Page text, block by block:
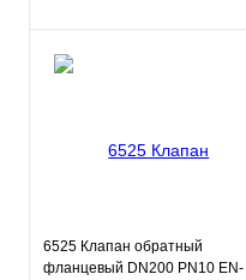
6525 Клапан обратный
фланцевый DN200 PN10 EN-